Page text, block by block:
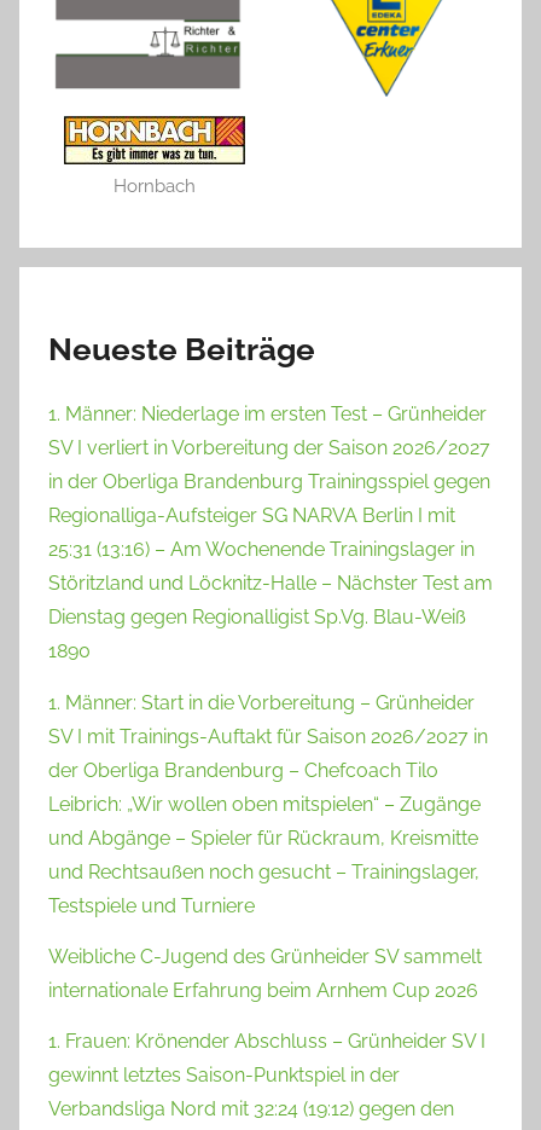
Hornbach
Neueste Beiträge
1. Männer: Niederlage im ersten Test – Grünheider
SV I verliert in Vorbereitung der Saison 2026/2027
in der Oberliga Brandenburg Trainingsspiel gegen
Regionalliga-Aufsteiger SG NARVA Berlin I mit
25:31 (13:16) – Am Wochenende Trainingslager in
Störitzland und Löcknitz-Halle – Nächster Test am
Dienstag gegen Regionalligist Sp.Vg. Blau-Weiß
1890
1. Männer: Start in die Vorbereitung – Grünheider
SV I mit Trainings-Auftakt für Saison 2026/2027 in
der Oberliga Brandenburg – Chefcoach Tilo
Leibrich: „Wir wollen oben mitspielen“ – Zugänge
und Abgänge – Spieler für Rückraum, Kreismitte
und Rechtsaußen noch gesucht – Trainingslager,
Testspiele und Turniere
Weibliche C-Jugend des Grünheider SV sammelt
internationale Erfahrung beim Arnhem Cup 2026
1. Frauen: Krönender Abschluss – Grünheider SV I
gewinnt letztes Saison-Punktspiel in der
Verbandsliga Nord mit 32:24 (19:12) gegen den